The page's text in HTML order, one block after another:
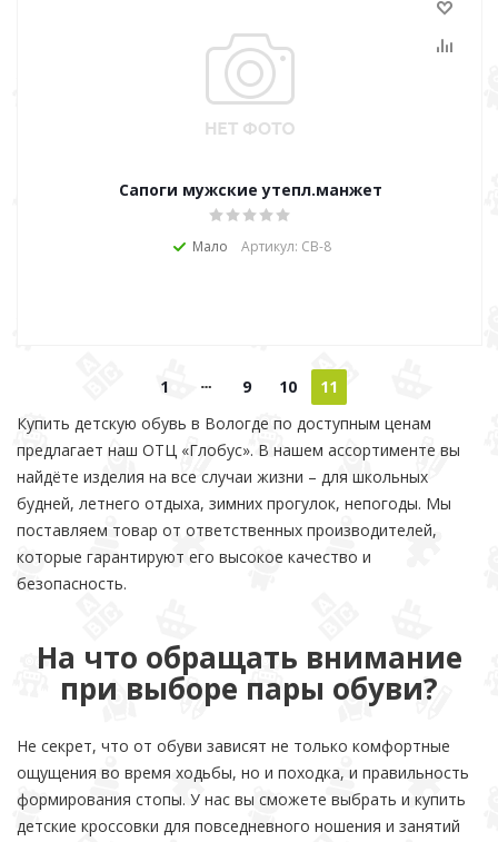
Сапоги мужские утепл.манжет
Мало Артикул: СВ-8
1 9 10
11
Купить детскую обувь в Вологде по доступным ценам
предлагает наш ОТЦ «Глобус». В нашем ассортименте вы
найдёте изделия на все случаи жизни – для школьных
будней, летнего отдыха, зимних прогулок, непогоды. Мы
поставляем товар от ответственных производителей,
которые гарантируют его высокое качество и
безопасность.
На что обращать внимание
при выборе пары обуви?
Не секрет, что от обуви зависят не только комфортные
ощущения во время ходьбы, но и походка, и правильность
формирования стопы. У нас вы сможете выбрать и купить
детские кроссовки для повседневного ношения и занятий